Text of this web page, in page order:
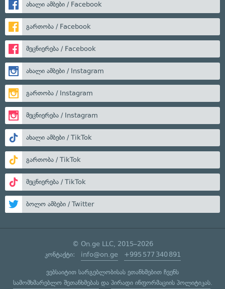
ახალი ამბები / Facebook
გართობა / Facebook
მეცნიერება / Facebook
ახალი ამბები / Instagram
გართობა / Instagram
მეცნიერება / Instagram
ახალი ამბები / TikTok
გართობა / TikTok
მეცნიერება / TikTok
ბოლო ამბები / Twitter
© On.ge LLC, 2015–2026
კონტაქტი: info@on.ge +995 577 340 891
ვებსაიტით სარგებლობისას ეთანხმებით ჩვენს
სამომხმარებლო შეთანხმებასდა პირადი ინფორმაციის პოლიტიკას.